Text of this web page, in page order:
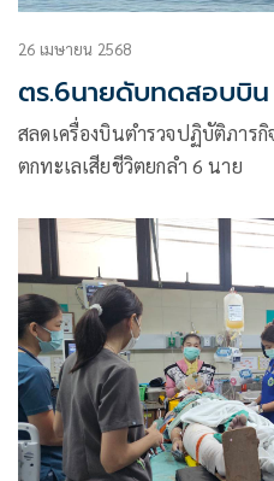
26 เมษายน 2568
ตร.6นายดับทดสอบบิน
สลดเครื่องบินตำรวจปฏิบัติภาร
ตกทะเลเสียชีวิตยกลำ 6 นาย